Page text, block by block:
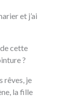
et j’ai
cette
?
rêves, je
la fille